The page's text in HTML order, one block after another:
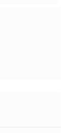
子邮件